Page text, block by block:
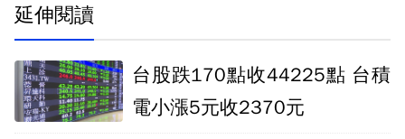
延伸閱讀
台股跌170點收44225點 台積
電小漲5元收2370元